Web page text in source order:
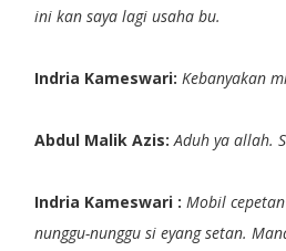
ini kan saya lagi usaha bu.
Indria Kameswari: Kebanyakan
Abdul Malik Azis: Aduh ya allah.
Indria Kameswari : Mobil
nunggu-nunggu si eyang setan.